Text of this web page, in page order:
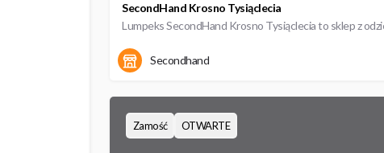
SecondHand Krosno Tysiąclecia
Secondhand
Zamość OTWARTE